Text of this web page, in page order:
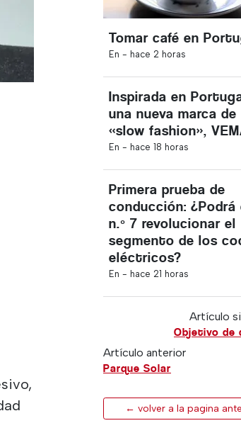
Tomar café en
En - hace 2 horas
Inspirada en
una nueva marca de
«slow fashion»,
En - hace 18 horas
Primera prueba de
conducción: ¿Podrá
n.º 7 revolucionar el
segmento de los
eléctricos?
En - hace 21 horas
Artículo
Objetivo de
Artículo anterior
Parque Solar
← volver a la pagina